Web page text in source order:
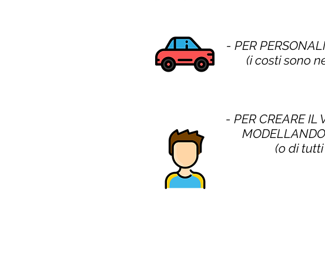
- PER
(i costi sono
- PER CREARE IL
(o di